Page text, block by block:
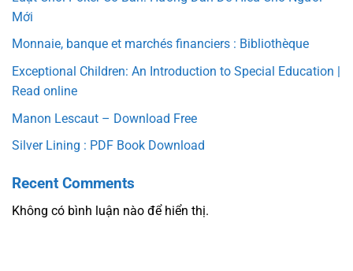
Mới
Monnaie, banque et marchés financiers : Bibliothèque
Exceptional Children: An Introduction to Special Education |
Read online
Manon Lescaut – Download Free
Silver Lining : PDF Book Download
Recent Comments
Không có bình luận nào để hiển thị.